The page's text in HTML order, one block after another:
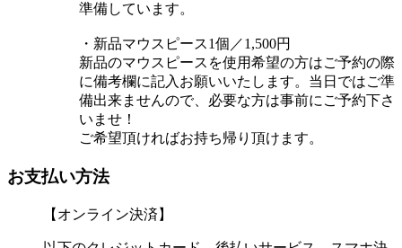
準備しています。
・新品マウスピース1個／1,500円
新品のマウスピースを使用希望の方はご予約の際
に備考欄に記入お願いいたします。当日ではご準
備出来ませんので、必要な方は事前にご予約下さ
いませ！
ご希望頂ければお持ち帰り頂けます。
お支払い方法
【オンライン決済】